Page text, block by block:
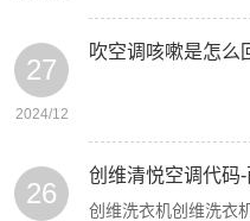
27
2024/12
吹空调咳嗽是怎么
26
创维清悦空调代码
创维洗衣机创维洗衣